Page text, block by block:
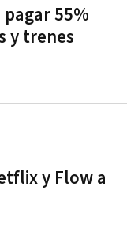
55%
y trenes
y Flow a